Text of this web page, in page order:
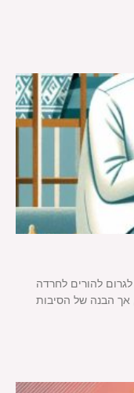
להורים לחרדה
הבנה של הסיבות